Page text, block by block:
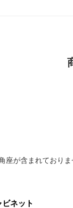
が含まれており
ネット